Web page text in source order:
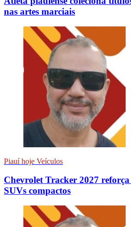
nas artes marciais
Piauí hoje Veículos
Chevrolet Tracker 2027 reforça
SUVs compactos